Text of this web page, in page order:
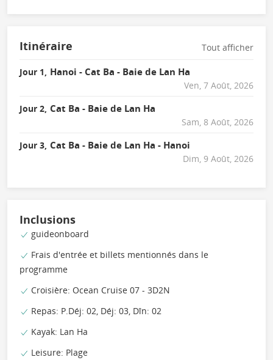
Itinéraire Tout afficher
Jour 1, Hanoi - Cat Ba - Baie de Lan Ha
Ven, 7 Août, 2026
Jour 2, Cat Ba - Baie de Lan Ha
Sam, 8 Août, 2026
Jour 3, Cat Ba - Baie de Lan Ha - Hanoi
Dim, 9 Août, 2026
Inclusions
guideonboard
Frais d'entrée et billets mentionnés dans le
programme
Croisière: Ocean Cruise 07 - 3D2N
Repas: P.Déj: 02, Déj: 03, Dîn: 02
Kayak: Lan Ha
Leisure: Plage